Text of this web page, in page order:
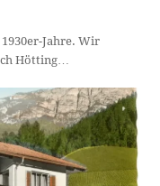
Jahre. Wir
Hötting…